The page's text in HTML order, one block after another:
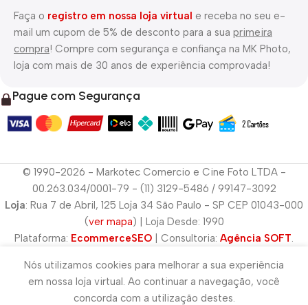
Faça o registro em nossa loja virtual e receba no seu e-
mail um cupom de 5% de desconto para a sua primeira
compra! Compre com segurança e confiança na MK Photo,
loja com mais de 30 anos de experiência comprovada!
Pague com Segurança
© 1990-2026 - Markotec Comercio e Cine Foto LTDA -
00.263.034/0001-79 - (11) 3129-5486 / 99147-3092
Loja: Rua 7 de Abril, 125 Loja 34 São Paulo - SP CEP 01043-000
(ver mapa) | Loja Desde: 1990
Plataforma: EcommerceSEO | Consultoria: Agência SOFT.
Nós utilizamos cookies para melhorar a sua experiência
em nossa loja virtual. Ao continuar a navegação, você
concorda com a utilização destes.